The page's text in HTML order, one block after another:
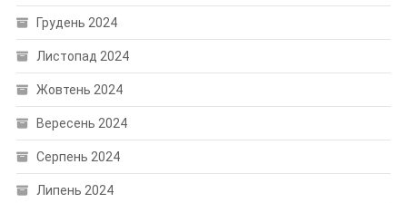
Грудень 2024
Листопад 2024
Жовтень 2024
Вересень 2024
Серпень 2024
Липень 2024